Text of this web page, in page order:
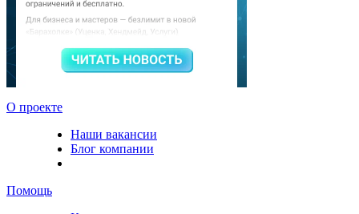
О проекте
Наши вакансии
Блог компании
Помощь